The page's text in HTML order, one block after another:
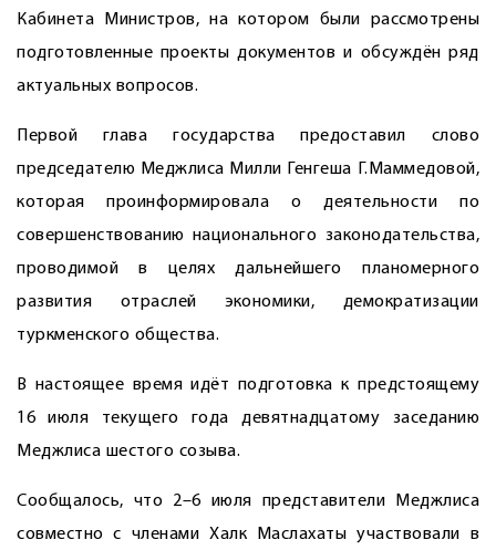
Кабинета Министров, на котором были рассмотрены
подготовленные проекты документов и обсуждён ряд
актуальных вопросов.
Первой глава государства предоставил слово
председателю Меджлиса Милли Генгеша Г.Маммедовой,
которая проинформировала о деятельности по
совершенствованию национального законодательства,
проводимой в целях дальнейшего планомерного
развития отраслей экономики, демократизации
туркменского общества.
В настоящее время идёт подготовка к предстоящему
16 июля текущего года девятнадцатому заседанию
Меджлиса шестого созыва.
Сообщалось, что 2–6 июля представители Меджлиса
совместно с членами Халк Маслахаты участвовали в